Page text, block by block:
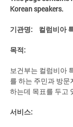
Korean speakers.
기관명: 컬럼비아
목적:
보건부는 컬럼비아
를 하는 주민과 방문
하는데 목표를 두고
서비스: